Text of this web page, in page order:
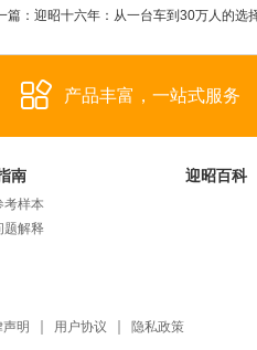
篇： 迎昭十六年：从一台车到30万人的选
产品丰富，一站式服务
南
考样本
题解释
迎昭百科
声明 用户协议 隐私政策